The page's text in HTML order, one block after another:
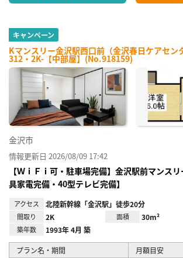
キャンペーン
Kマンスリー金沢駅西口前（金沢春日ケアセン
312・2K-【中部屋】(No.918159)
金沢市
情報更新日 2026/08/09 17:42
【ＷｉＦｉ可・駐車場完備】金沢駅前マンス
具家電完備・40型テレビ完備】
アクセス 北陸新幹線「金沢駅」徒歩20分
間取り 2K 面積 30m²
築年数 1993年 4月 築
プラン名・期間 月額目安